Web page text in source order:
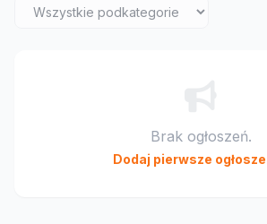
Brak ogłoszeń.
Dodaj pierwsze